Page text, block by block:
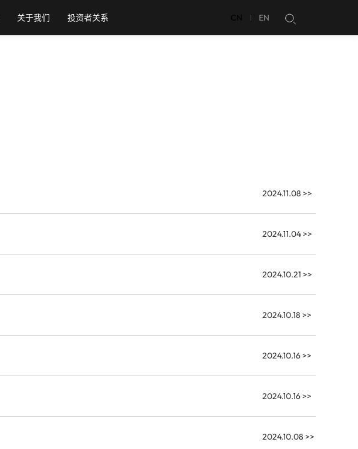
关于我们 投资者关系 CN EN
2024.11.08 >>
2024.11.04>>
2024.10.21 >>
2024.10.18 >>
2024.10.16>>
2024.10.16>>
2024.10.08 >>